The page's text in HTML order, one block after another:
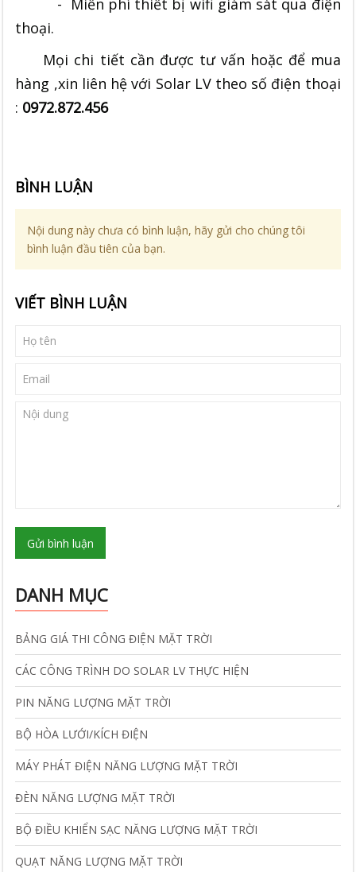
thoại.
Mọi chi tiết cần được tư vấn hoặc để mua
hàng ,xin liên hệ với Solar LV theo số điện thoại
: 0972.872.456
BÌNH LUẬN
Nội dung này chưa có bình luận, hãy gửi cho chúng tôi
bình luận đầu tiên của bạn.
VIẾT BÌNH LUẬN
Gửi bình luận
DANH MỤC
BẢNG GIÁ THI CÔNG ĐIỆN MẶT TRỜI
CÁC CÔNG TRÌNH DO SOLAR LV THỰC HIỆN
PIN NĂNG LƯỢNG MẶT TRỜI
BỘ HÒA LƯỚI/KÍCH ĐIỆN
MÁY PHÁT ĐIỆN NĂNG LƯỢNG MẶT TRỜI
ĐÈN NĂNG LƯỢNG MẶT TRỜI
BỘ ĐIỀU KHIỂN SẠC NĂNG LƯỢNG MẶT TRỜI
QUẠT NĂNG LƯỢNG MẶT TRỜI